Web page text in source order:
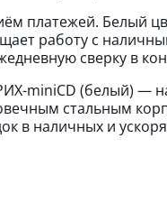
платежей. Белый
работу с
сверку в
miniCD (белый) —
стальным
в наличных и